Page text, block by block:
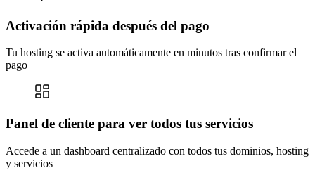
Activación rápida después del pago
Tu hosting se activa automáticamente en minutos tras confirmar el
pago
Panel de cliente para ver todos tus servicios
Accede a un dashboard centralizado con todos tus dominios, hosting
y servicios